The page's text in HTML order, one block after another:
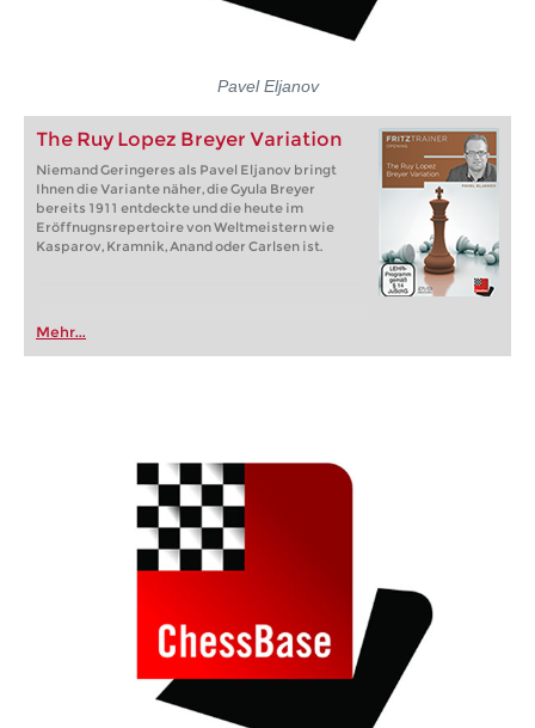
Pavel Eljanov
The Ruy Lopez Breyer Variation
Niemand Geringeres als Pavel Eljanov bringt
Ihnen die Variante näher, die Gyula Breyer
bereits 1911 entdeckte und die heute im
Eröffnugnsrepertoire von Weltmeistern wie
Kasparov, Kramnik, Anand oder Carlsen ist.
Mehr...